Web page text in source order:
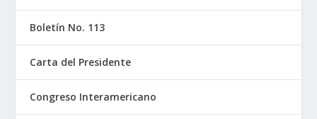
Boletín No. 113
Carta del Presidente
Congreso Interamericano